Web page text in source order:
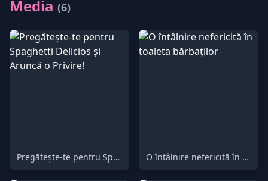
Media (6)
Pregătește-te pentru Spaghetti Delicios și Aruncă o Privire! O întâlnire nefericită în toaleta bărbaților